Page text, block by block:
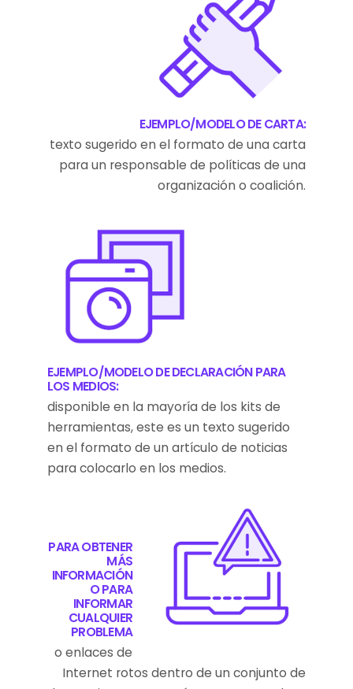
EJEMPLO/MODELO DE CARTA:
texto sugerido en el formato de una carta
para un responsable de políticas de una
organización o coalición.
EJEMPLO/MODELO DE DECLARACIÓN PARA
LOS MEDIOS:
disponible en la mayoría de los kits de
herramientas, este es un texto sugerido
en el formato de un artículo de noticias
para colocarlo en los medios.
PARA OBTENER
MÁS
INFORMACIÓN
O PARA
INFORMAR
CUALQUIER
PROBLEMA
o enlaces de
Internet rotos dentro de un conjunto de